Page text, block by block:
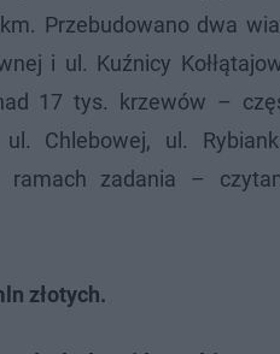
Przebudowano dwa
i ul. Kuźnicy
17 tys. krzewów –
Chlebowej, ul.
ramach zadania –
złotych.